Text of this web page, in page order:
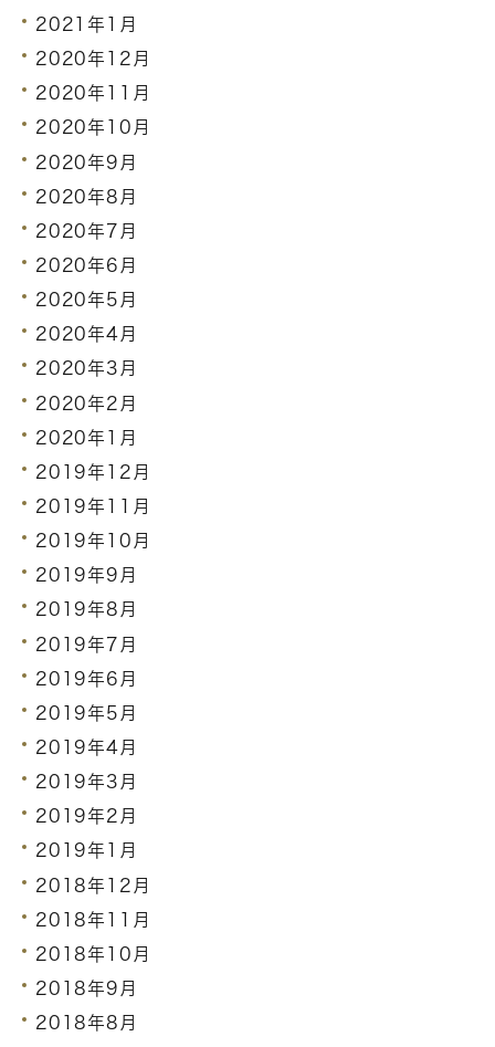
2021年1月
2020年12月
2020年11月
2020年10月
2020年9月
2020年8月
2020年7月
2020年6月
2020年5月
2020年4月
2020年3月
2020年2月
2020年1月
2019年12月
2019年11月
2019年10月
2019年9月
2019年8月
2019年7月
2019年6月
2019年5月
2019年4月
2019年3月
2019年2月
2019年1月
2018年12月
2018年11月
2018年10月
2018年9月
2018年8月